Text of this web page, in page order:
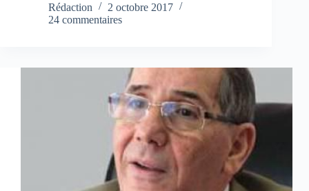
Rédaction
2 octobre 2017
24 commentaires